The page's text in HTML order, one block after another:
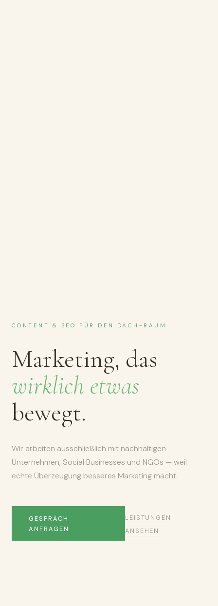
CONTENT & SEO FÜR DEN DACH-RAUM
Marketing, das
wirklich etwas
bewegt.
Wir arbeiten ausschließlich mit nachhaltigen
Unternehmen, Social Businesses und NGOs — weil
echte Überzeugung besseres Marketing macht.
GESPRÄCH
ANFRAGEN
LEISTUNGEN
ANSEHEN